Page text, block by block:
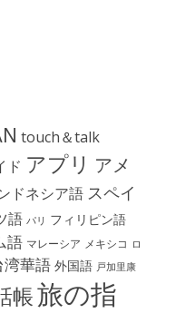
touch＆talk
ド アプリ アメ
ドネシア語 スペイ
語 パリ フィリピン語
語 マレーシア メキシコ ロ
湾華語 外国語 戸加里康
帳旅の指